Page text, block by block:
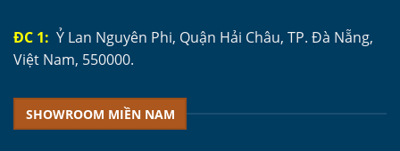
ĐC 1: Ỷ Lan Nguyên Phi, Quận Hải Châu, TP. Đà Nẵng,
Việt Nam, 550000.
SHOWROOM MIỀN NAM